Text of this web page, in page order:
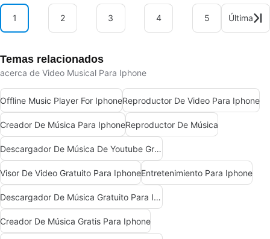
1 2 3 4 5 Última
Temas relacionados
acerca de Video Musical Para Iphone
Offline Music Player For IphoneReproductor De Video Para Iphone
Creador De Música Para IphoneReproductor De Música
Descargador De Música De Youtube Gratis Para Iphone
Visor De Video Gratuito Para IphoneEntretenimiento Para Iphone
Descargador De Música Gratuito Para Iphone
Creador De Música Gratis Para Iphone